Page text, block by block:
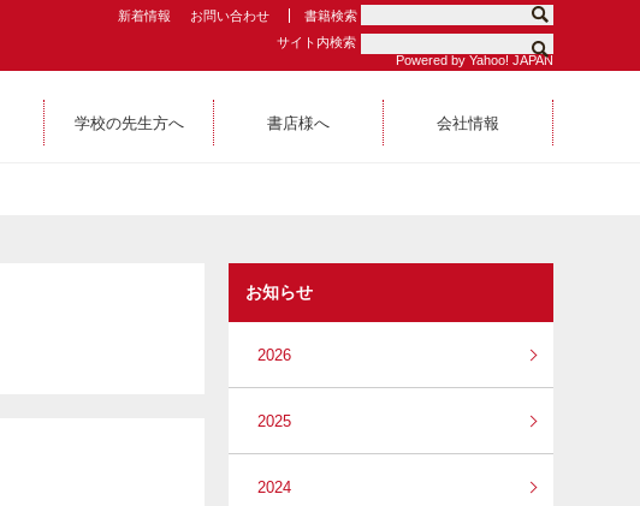
新着情報 お問い合わせ
書籍検索
サイト内検索
Powered by Yahoo! JAPAN
学校の先生方へ 書店様へ 会社情報
お知らせ
2026
2025
2024